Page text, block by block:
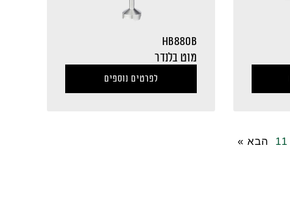
HB880B
מוט בלנדר
לפרטים נוספים
11 הבא »